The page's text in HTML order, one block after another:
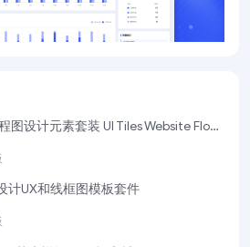
Web端流程图设计元素套装 UI Tiles Website Flowcharts
计UX和线框图模板套件